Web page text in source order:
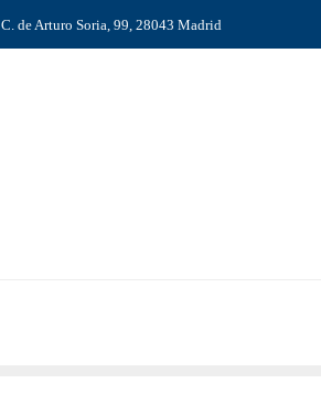
C. de Arturo Soria, 99, 28043 Madrid